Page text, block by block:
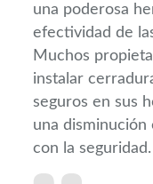
una poderosa
efectividad de
Muchos
instalar
seguros en sus
una disminución
con la seguridad.